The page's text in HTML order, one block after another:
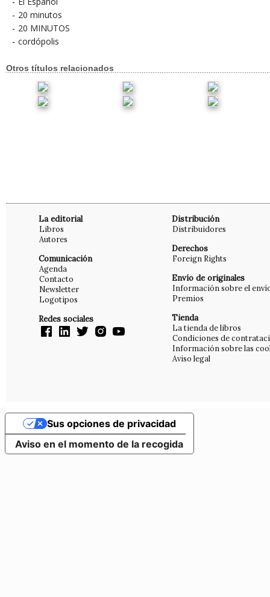
- 20 minutos
- 20 MINUTOS
- cordópolis
Otros títulos relacionados
La editorial
Libros
Autores
Comunicación
Agenda
Contacto
Newsletter
Logotipos
Redes sociales
Distribución
Distribuidores
Derechos
Foreign Rights
Envío de originales
Información sobre el
Premios
Tienda
La tienda de libros
Condiciones de
Información sobre las
Aviso legal
Aviso en el momento de la recogida
Sus opciones de privacidad